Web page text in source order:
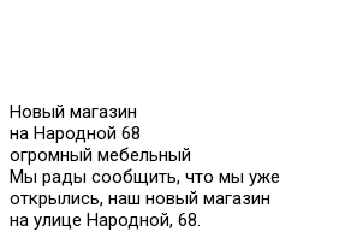
Новый магазин
на Народной 68
огромный мебельный
Мы рады сообщить, что мы уже
открылись, наш новый магазин
на улице Народной, 68.